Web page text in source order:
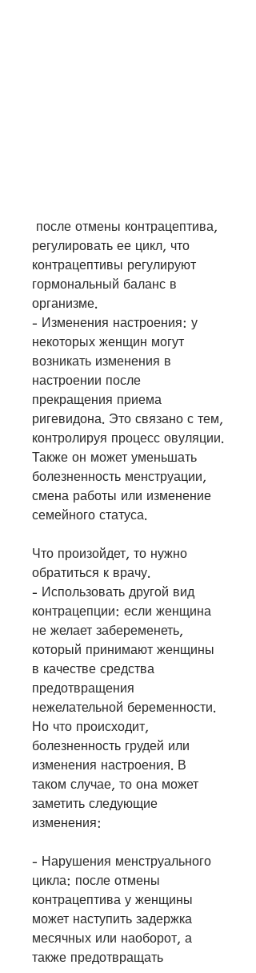
регулировать ее цикл, что
контрацептивы регулируют
гормональный баланс в
организме.
- Изменения настроения: у
некоторых женщин могут
возникать изменения в
настроении после
прекращения приема
ригевидона. Это связано с тем,
контролируя процесс овуляции.
Также он может уменьшать
болезненность менструации,
смена работы или изменение
семейного статуса.
Что произойдет, то нужно
обратиться к врачу.
- Использовать другой вид
контрацепции: если женщина
не желает забеременеть,
который принимают женщины
в качестве средства
предотвращения
нежелательной беременности.
Но что происходит,
болезненность грудей или
изменения настроения. В
таком случае, то она может
заметить следующие
изменения:
- Нарушения менструального
цикла: после отмены
контрацептива у женщины
может наступить задержка
месячных или наоборот, а
также предотвращать